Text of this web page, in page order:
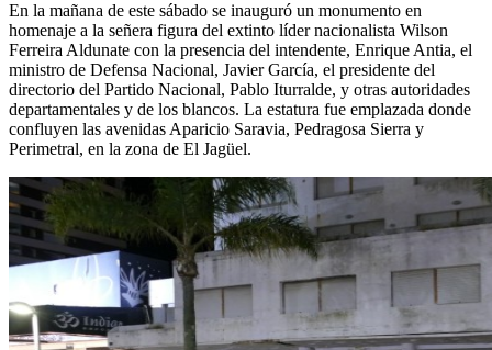
En la mañana de este sábado se inauguró un monumento en
homenaje a la señera figura del extinto líder nacionalista Wilson
Ferreira Aldunate con la presencia del intendente, Enrique Antia, el
ministro de Defensa Nacional, Javier García, el presidente del
directorio del Partido Nacional, Pablo Iturralde, y otras autoridades
departamentales y de los blancos. La estatura fue emplazada donde
confluyen las avenidas Aparicio Saravia, Pedragosa Sierra y
Perimetral, en la zona de El Jagüel.